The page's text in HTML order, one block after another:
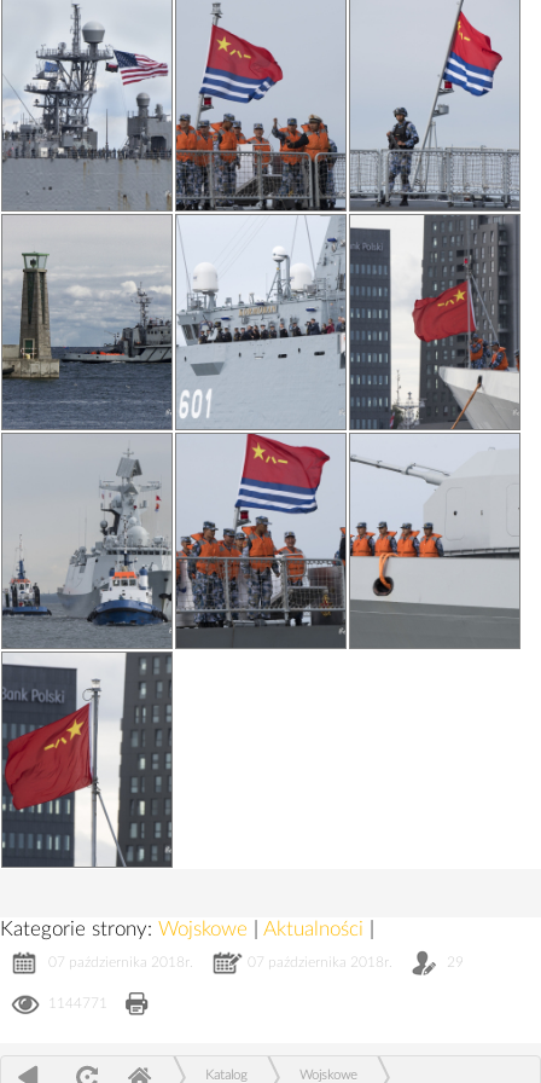
Kategorie strony: Wojskowe Aktualności
07 października 2018r. 07 października 2018r. 29
1144771
Katalog Wojskowe